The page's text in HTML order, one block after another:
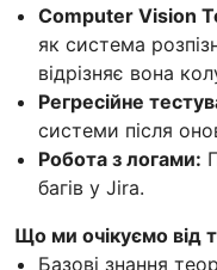
Computer Vision
як система
відрізняє вона
Регресійне
системи після
Робота з логами:
багів у Jira.
Що ми очікуємо від
Базові знання